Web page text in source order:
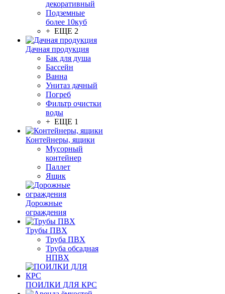
декоративный
Подземные
более 10куб
+ ЕЩЕ 2
Дачная продукция
Бак для душа
Бассейн
Ванна
Унитаз дачный
Погреб
Фильтр очистки
воды
+ ЕЩЕ 1
Контейнеры, ящики
Мусорный
контейнер
Паллет
Ящик
Дорожные
ограждения
Трубы ПВХ
Труба ПВХ
Труба обсадная
НПВХ
ПОИЛКИ ДЛЯ КРС